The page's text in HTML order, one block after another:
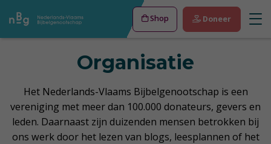
Shop Doneer
Organisatie
Het Nederlands-Vlaams Bijbelgenootschap is een
vereniging met meer dan 100.000 donateurs, gevers en
leden. Daarnaast zijn duizenden mensen betrokken bij
ons werk door het lezen van blogs, leesplannen of het